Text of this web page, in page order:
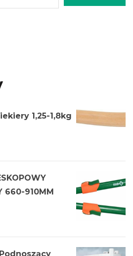
1,25-1,8kg
660-910MM